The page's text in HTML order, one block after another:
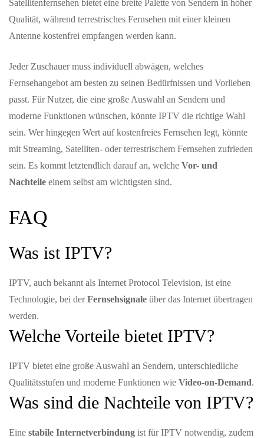
Satellitenfernsehen bietet eine breite Palette von Sendern in hoher
Qualität, während terrestrisches Fernsehen mit einer kleinen
Antenne kostenfrei empfangen werden kann.
Jeder Zuschauer muss individuell abwägen, welches
Fernsehangebot am besten zu seinen Bedürfnissen und Vorlieben
passt. Für Nutzer, die eine große Auswahl an Sendern und
moderne Funktionen wünschen, könnte IPTV die richtige Wahl
sein. Wer hingegen Wert auf kostenfreies Fernsehen legt, könnte
mit Streaming, Satelliten- oder terrestrischem Fernsehen zufrieden
sein. Es kommt letztendlich darauf an, welche Vor- und
Nachteile einem selbst am wichtigsten sind.
FAQ
Was ist IPTV?
IPTV, auch bekannt als Internet Protocol Television, ist eine
Technologie, bei derFernsehsignale über das Internet übertragen
werden.
Welche Vorteile bietet IPTV?
IPTV bietet eine große Auswahl an Sendern, unterschiedliche
Qualitätsstufen und moderne Funktionen wie Video-on-Demand.
Was sind die Nachteile von IPTV?
Eine stabile Internetverbindung ist für IPTV notwendig, zudem